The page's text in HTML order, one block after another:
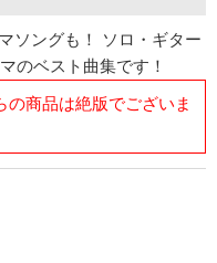
ソングも！ ソロ・ギター
のベスト曲集です！
商品は絶版でございま